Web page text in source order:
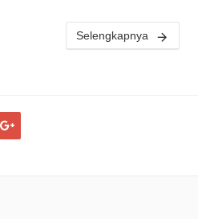
Selengkapnya